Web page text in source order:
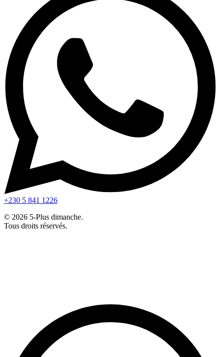
+230 5 841 1226
© 2026 5-Plus dimanche.
Tous droits réservés.